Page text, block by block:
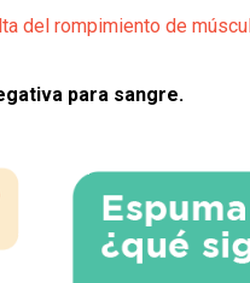
del rompimiento de
para sangre.